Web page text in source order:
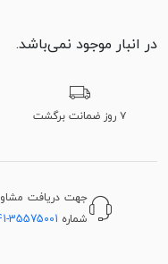
در انبار موجود نمی‌باشد.
۷ روز ضمانت برگشت
جهت دریافت
شماره 35575001